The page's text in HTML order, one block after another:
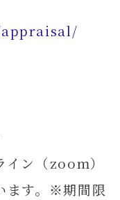
ン（zoom）
ます。※期間限